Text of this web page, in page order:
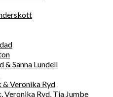
& Sanna Lundell
Veronika Ryd
Veronika Ryd, Tia Jumbe